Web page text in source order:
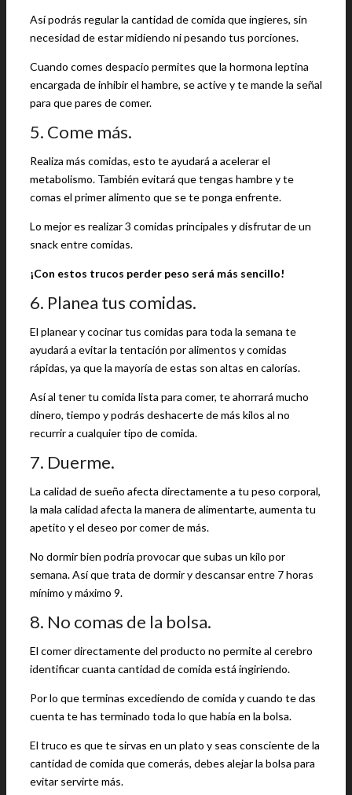
Así podrás regular la cantidad de comida que ingieres, sin
necesidad de estar midiendo ni pesando tus porciones.
Cuando comes despacio permites que la hormona leptina
encargada de inhibir el hambre, se active y te mande la señal
para que pares de comer.
5. Come más.
Realiza más comidas, esto te ayudará a acelerar el
metabolismo. También evitará que tengas hambre y te
comas el primer alimento que se te ponga enfrente.
Lo mejor es realizar 3 comidas principales y disfrutar de un
snack entre comidas.
¡Con estos trucos perder peso será más sencillo!
6. Planea tus comidas.
El planear y cocinar tus comidas para toda la semana te
ayudará a evitar la tentación por alimentos y comidas
rápidas, ya que la mayoría de estas son altas en calorías.
Así al tener tu comida lista para comer, te ahorrará mucho
dinero, tiempo y podrás deshacerte de más kilos al no
recurrir a cualquier tipo de comida.
7. Duerme.
La calidad de sueño afecta directamente a tu peso corporal,
la mala calidad afecta la manera de alimentarte, aumenta tu
apetito y el deseo por comer de más.
No dormir bien podría provocar que subas un kilo por
semana. Así que trata de dormir y descansar entre 7 horas
mínimo y máximo 9.
8. No comas de la bolsa.
El comer directamente del producto no permite al cerebro
identificar cuanta cantidad de comida está ingiriendo.
Por lo que terminas excediendo de comida y cuando te das
cuenta te has terminado toda lo que había en la bolsa.
El truco es que te sirvas en un plato y seas consciente de la
cantidad de comida que comerás, debes alejar la bolsa para
evitar servirte más.